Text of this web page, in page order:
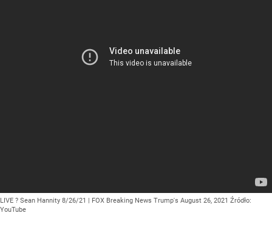
LIVE ? Sean Hannity 8/26/21 | FOX Breaking News Trump's August 26, 2021 Źródło:
YouTube